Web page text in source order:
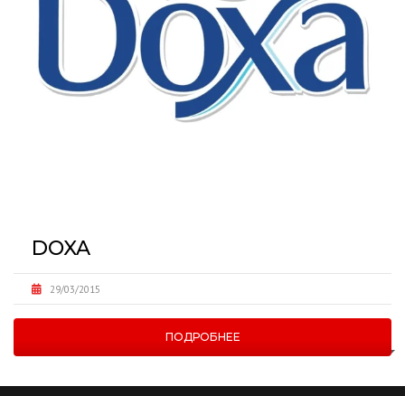
DOXA
29/03/2015
ПОДРОБНЕЕ